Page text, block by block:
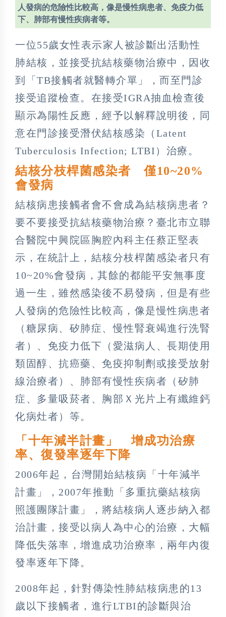
人發病的危險性比較高，像是慢性病患者、免疫力低
下、肺部有慢性疾病者等。
一位55歲女性表示家人被診斷出活動性
肺結核，並接受抗結核藥物治療中，因收
到「TB接觸者就醫轉介單」，而至門診
接受追蹤檢查。在接受IGRA抽血檢查後
顯示為陽性反應，經予以解釋說明後，同
意在門診接受潛伏結核感染（Latent
Tuberculosis Infection; LTBI）治療。
結核分枝桿菌感染者 僅10~20%
會發病
結核病患接觸者會不會成為結核病患者？
要不要接受抗結核藥物治療？臺北市立聯
合醫院中興院區胸腔內科主任蔡正堅表
示，在統計上，結核分枝桿菌感染者只有
10~20%會發病，其餘的都能平安無事度
過一生，雖然感染後不易發病，但是有些
人發病的危險性比較高，像是慢性病患者
（糖尿病、矽肺症、慢性腎衰竭進行洗腎
者）、免疫力低下（愛滋病人、長期使用
類固醇、抗癌藥、免疫抑制劑或接受放射
線治療者）、肺部有慢性疾病者（矽肺
症、多量吸菸者、胸部Ｘ光片上有纖維鈣
化病灶者）等。
「十年減半計畫」 增成功治療
率、復發率逐年下降
2006年起，台灣開始結核病「十年減半
計畫」，2007年推動「多重抗藥結核病
照護團隊計畫」，將結核病人逐步納入都
治計畫，接受以病人為中心的治療，大幅
降低失落率，增進成功治療率，兩年內復
發率逐年下降。
2008年起，針對傳染性肺結核病患的13
歲以下接觸者，進行LTBI的診斷與治